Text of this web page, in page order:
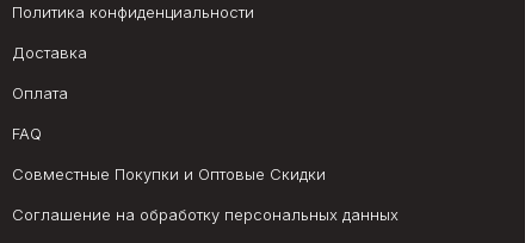
Политика конфиденциальности
Доставка
Оплата
FAQ
Совместные Покупки и Оптовые Скидки
Соглашение на обработку персональных данных